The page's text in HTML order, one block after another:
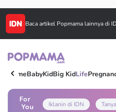
Baca artikel Popmama lainnya di
HomeBabyKidBig KidLife
For
You
Iklanin di IDN